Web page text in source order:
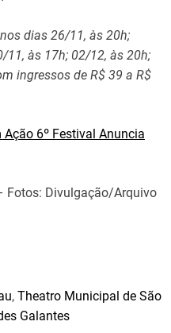
dias 26/11, às 20h;
11, às 17h; 02/12, às 20h;
ingressos de R$ 39 a R$
Ação 6º Festival Anuncia
Fotos: Divulgação/Arquivo
, Theatro Municipal de São
Galantes